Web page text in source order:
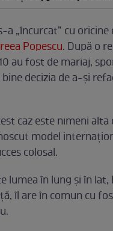
a „încurcat” cu oricine
Popescu. După o
au fost de mariaj,
decizia de a-și
caz este nimeni alta
model
colosal.
lumea în lung și în lat,
îl are în comun cu